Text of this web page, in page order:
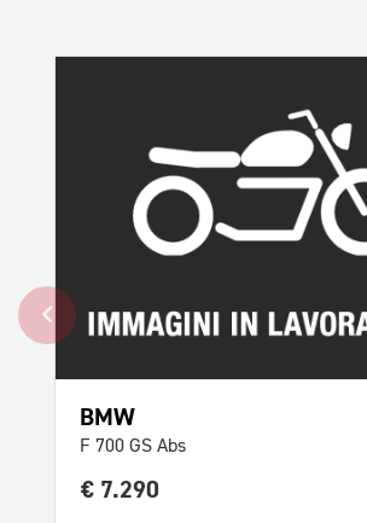
BMW
F 700 GS Abs
€ 7.290